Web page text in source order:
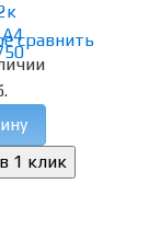
сравнить